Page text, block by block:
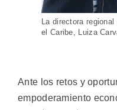
La directora
el Caribe, Luiza
Ante los retos y
empoderamiento